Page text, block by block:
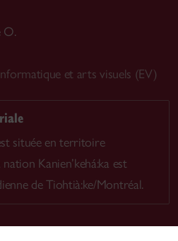
O.
et arts visuels (EV)
située en territoire
Kanien’kehá:ka est
de Tiohtià:ke/Montréal.